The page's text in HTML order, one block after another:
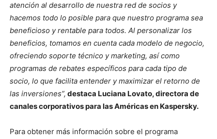
atención al desarrollo de nuestra red de socios y
hacemos todo lo posible para que nuestro programa sea
beneficioso y rentable para todos. Al personalizar los
beneficios, tomamos en cuenta cada modelo de negocio,
ofreciendo soporte técnico y marketing, así como
programas de rebates específicos para cada tipo de
socio, lo que facilita entender y maximizar el retorno de
las inversiones”, destaca Luciana Lovato, directora de
canales corporativos para las Américas en Kaspersky.
Para obtener más información sobre el programa